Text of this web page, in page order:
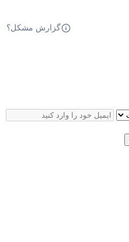
گزارش مشکل؟